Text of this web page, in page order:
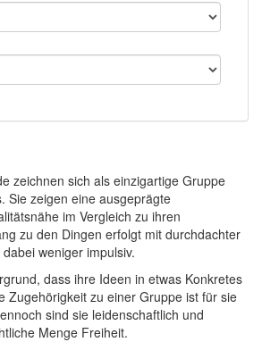
zeichnen sich als einzigartige Gruppe
Sie zeigen eine ausgeprägte
im Vergleich zu ihren
zu den Dingen erfolgt mit durchdachter
weniger impulsiv.
dass ihre Ideen in etwas Konkretes
Zugehörigkeit zu einer Gruppe ist für sie
sind sie leidenschaftlich und
Menge Freiheit.